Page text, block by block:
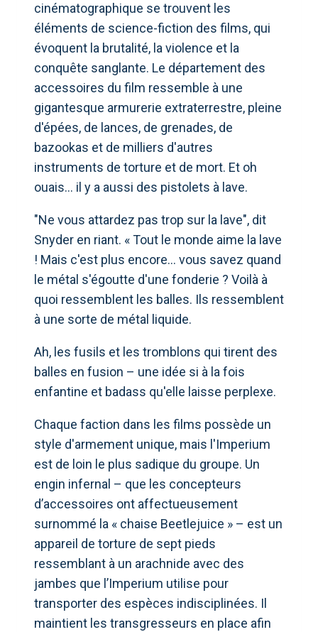
cinématographique se trouvent les
éléments de science-fiction des films, qui
évoquent la brutalité, la violence et la
conquête sanglante. Le département des
accessoires du film ressemble à une
gigantesque armurerie extraterrestre, pleine
d'épées, de lances, de grenades, de
bazookas et de milliers d'autres
instruments de torture et de mort. Et oh
ouais… il y a aussi des pistolets à lave.
"Ne vous attardez pas trop sur la lave", dit
Snyder en riant. « Tout le monde aime la lave
! Mais c'est plus encore… vous savez quand
le métal s'égoutte d'une fonderie ? Voilà à
quoi ressemblent les balles. Ils ressemblent
à une sorte de métal liquide.
Ah, les fusils et les tromblons qui tirent des
balles en fusion – une idée si à la fois
enfantine et badass qu'elle laisse perplexe.
Chaque faction dans les films possède un
style d'armement unique, mais l'Imperium
est de loin le plus sadique du groupe. Un
engin infernal – que les concepteurs
d’accessoires ont affectueusement
surnommé la « chaise Beetlejuice » – est un
appareil de torture de sept pieds
ressemblant à un arachnide avec des
jambes que l’Imperium utilise pour
transporter des espèces indisciplinées. Il
maintient les transgresseurs en place afin